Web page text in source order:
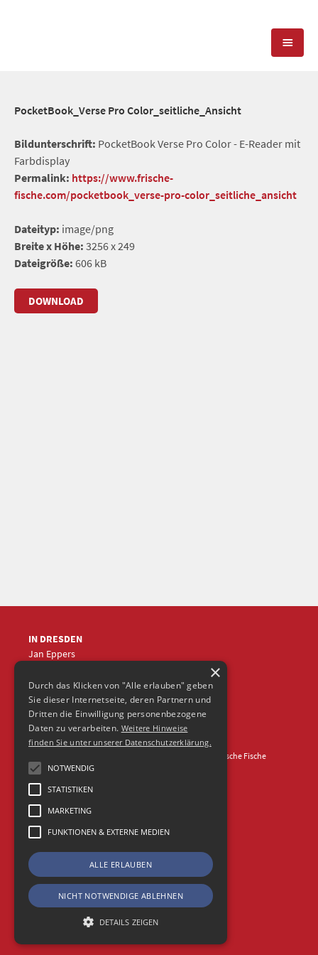
POSITIONIERUNG
REFERENZEN
STANDORT & KONTAKT
PRESSESERVICE
PocketBook_Verse Pro Color_seitliche_Ansicht
Bildunterschrift: PocketBook Verse Pro Color - E-Reader mit
Farbdisplay
Permalink: https://www.frische-
fische.com/pocketbook_verse-pro-color_seitliche_ansicht
Dateityp: image/png
Breite x Höhe: 3256 x 249
Dateigröße: 606 kB
DOWNLOAD
IN DRESDEN
Jan Eppers
jep@frische-fische.com
© 2026 Agentur Frische Fische
×
Durch das Klicken von "Alle erlauben" geben
Sie dieser Internetseite, deren Partnern und
Dritten die Einwilligung personenbezogene
Daten zu verarbeiten. Weitere Hinweise
finden Sie unter unserer Datenschutzerklärung.
NOTWENDIG
STATISTIKEN
MARKETING
FUNKTIONEN & EXTERNE MEDIEN
ALLE ERLAUBEN
NICHT NOTWENDIGE ABLEHNEN
DETAILS ZEIGEN